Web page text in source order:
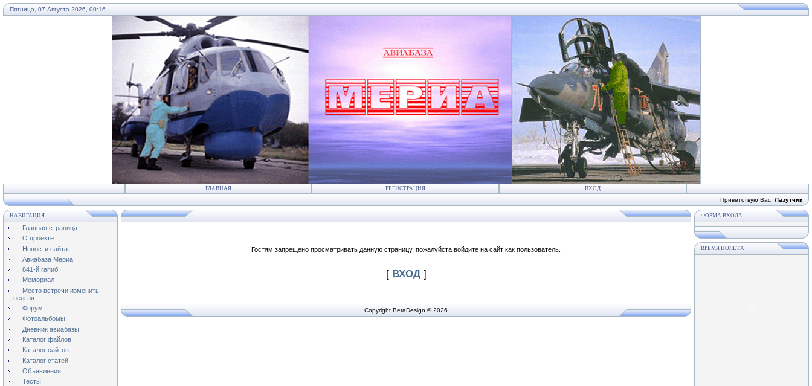
Пятница, 07-Августа-2026, 00:16
...
ГЛАВНАЯ РЕГИСТРАЦИЯ ВХОД
Приветствую Вас Лазутчик
НАВИГАЦИЯ
Главная страница
О проекте
Новости сайта
Авиабаза Мериа
841-й гапиб
Мемориал
Место встречи изменить
нельзя
Форум
Фотоальбомы
Дневник авиабазы
Каталог файлов
Каталог сайтов
Каталог статей
Объявления
Тесты
Гостям запрещено просматривать данную страницу, пожалуйста войдите на сайт как пользователь.
[ ВХОД]
Copyright BetaDesign © 2026
ФОРМА ВХОДА
ВРЕМЯ ПОЛЕТА